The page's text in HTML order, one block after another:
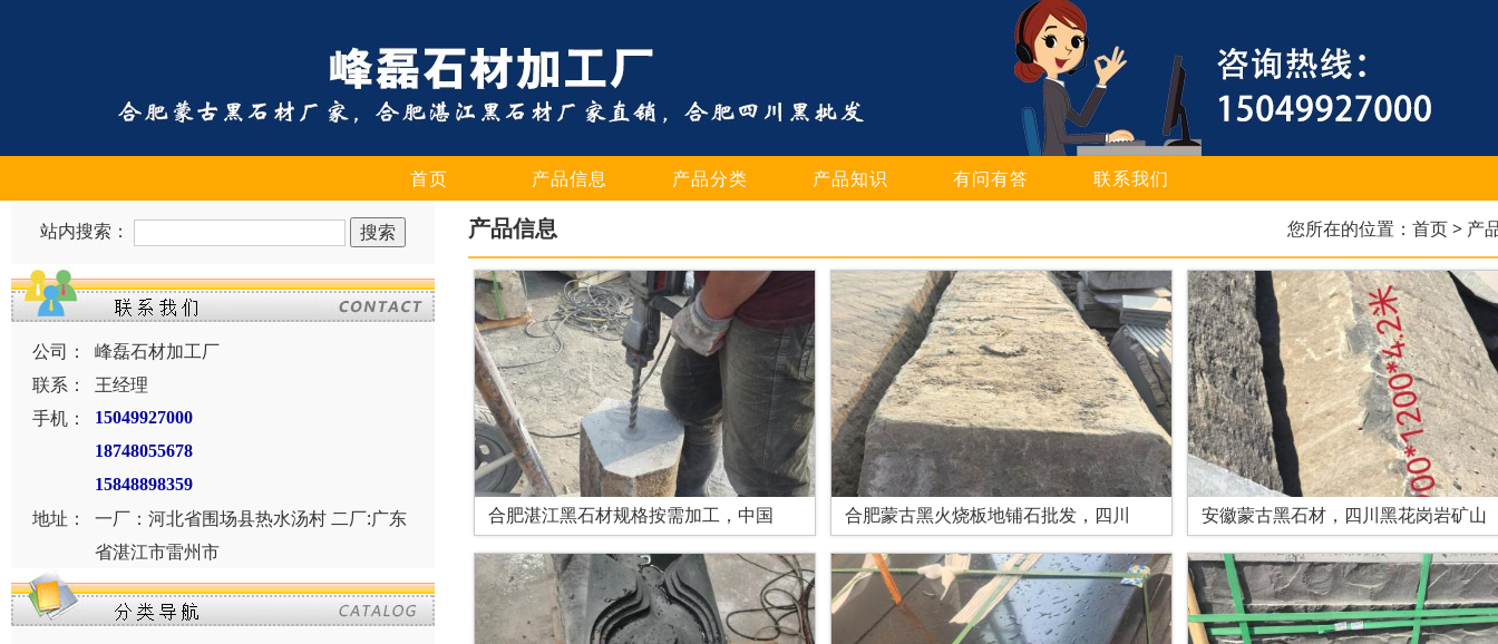
首页 产品信息 产品分类 产品知识 有问有答 联系我们
站内搜索：
公司：
峰磊石材加工厂
联系：
王经理
手机：
15049927000
18748055678
15848898359
地址：
一厂：河北省围场县热水汤村 二厂:广东
省湛江市雷州市
产品信息 您所在的位置： 首页> 产
合肥湛江黑石材规格按需加工，中国 合肥蒙古黑火烧板地铺石批发，四川 安徽蒙古黑石材，四川黑花岗岩矿山